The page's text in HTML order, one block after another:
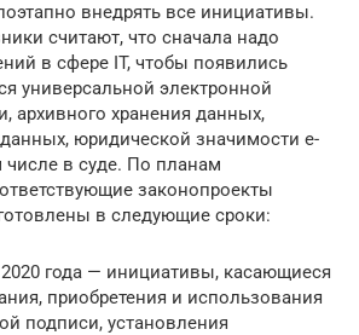
внедрять все инициативы.
считают, что сначала надо
в сфере IT, чтобы появились
универсальной электронной
архивного хранения данных,
юридической значимости е-
числе в суде. По планам
законопроекты
в следующие сроки:
года — инициативы, касающиеся
приобретения и использования
подписи, установления